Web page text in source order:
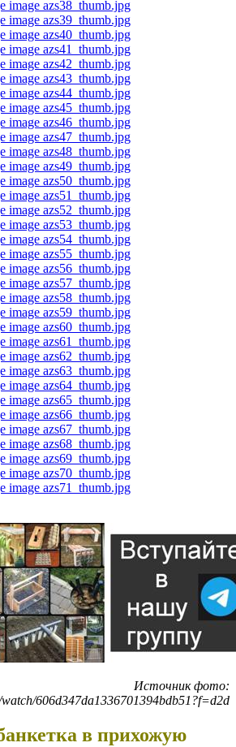
Источник фото:
606d347da1336701394bdb51?f=d2d
в прихожую